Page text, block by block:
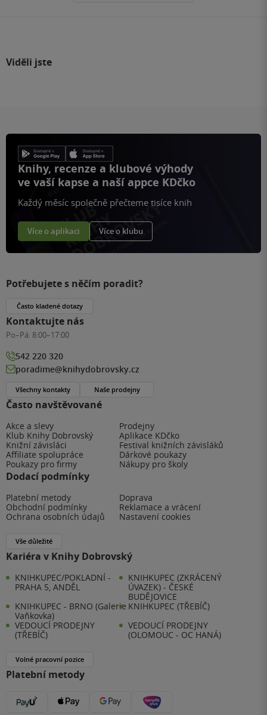
Viděli jste
Knihy, recenze a klubové výhody
ve vaší kapse a naší appce KDčko
Každý měsíc společně přečteme tisíce knih
Více o aplikaci Více o klubu
Často navštěvované
Akce a slevy
Prodejny
Klub Knihy Dobrovský
Aplikace KDčko
Knižní závisláci
Festival knižních závisláků
Affiliate spolupráce
Dárkové poukazy
Poukazy pro firmy
Nákupy pro školy
Dodací podmínky
Platební metody
Doprava
Obchodní podmínky
Reklamace a vrácení
Ochrana osobních údajů
Nastavení cookies
Vše důležité
Kariéra v Knihy Dobrovský
KNIHKUPEC/POKLADNÍ -
PRAHA 5, ANDĚL
KNIHKUPEC (ZKRÁCENÝ
ÚVAZEK) - ČESKÉ
BUDĚJOVICE
KNIHKUPEC - BRNO (Galerie
Vaňkovka)
KNIHKUPEC (TŘEBÍČ)
VEDOUCÍ PRODEJNY
(TŘEBÍČ)
VEDOUCÍ PRODEJNY
(OLOMOUC - OC HANÁ)
Volné pracovní pozice
Platební metody
Potřebujete s něčím poradit?
Často kladené dotazy
Kontaktujte nás
Po–Pá: 8:00–17:00
542 220 320
poradime@knihydobrovsky.cz
Všechny kontakty Naše prodejny